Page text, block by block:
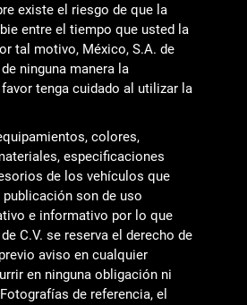
existe el riesgo de que la
entre el tiempo que usted la
tal motivo, México, S.A. de
ninguna manera la
tenga cuidado al utilizar la
colores,
especificaciones
de los vehículos que
publicación son de uso
e informativo por lo que
C.V. se reserva el derecho de
aviso en cualquier
en ninguna obligación ni
de referencia, el